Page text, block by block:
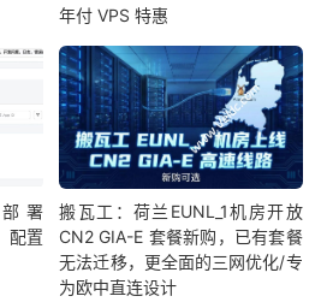
年付 VPS 特惠
署
配置
搬瓦工：荷兰EUNL_1机房开放
CN2 GIA-E 套餐新购，已有套餐
无法迁移，更全面的三网优化/专
为欧中直连设计